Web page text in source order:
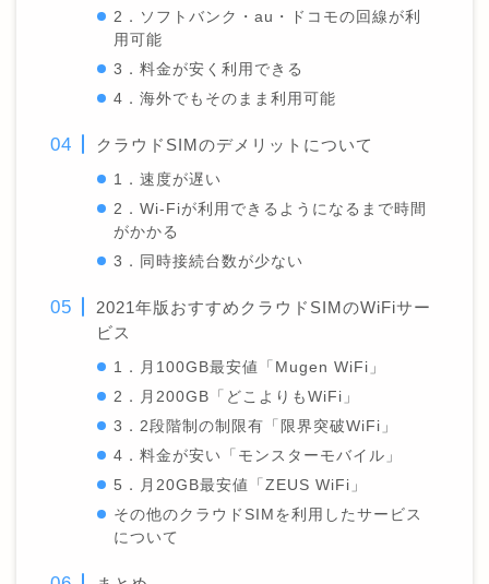
2．ソフトバンク・au・ドコモの回線が利
用可能
3．料金が安く利用できる
4．海外でもそのまま利用可能
クラウドSIMのデメリットについて
1．速度が遅い
2．Wi-Fiが利用できるようになるまで時間
がかかる
3．同時接続台数が少ない
2021年版おすすめクラウドSIMのWiFiサー
ビス
1．月100GB最安値「Mugen WiFi」
2．月200GB「どこよりもWiFi」
3．2段階制の制限有「限界突破WiFi」
4．料金が安い「モンスターモバイル」
5．月20GB最安値「ZEUS WiFi」
その他のクラウドSIMを利用したサービス
について